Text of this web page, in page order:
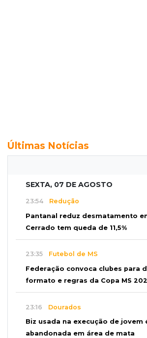
Últimas Notícias
SEXTA, 07 DE AGOSTO
23:54 Redução
Pantanal reduz desmatamento
Cerrado tem queda de 11,5%
23:35 Futebol de MS
Federação convoca clubes para
formato e regras da Copa MS
23:16 Dourados
Biz usada na execução de jovem
abandonada em área de mata